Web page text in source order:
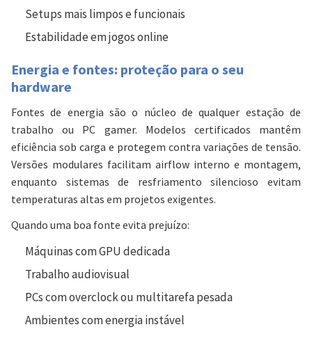
Setups mais limpos e funcionais
Estabilidade em jogos online
Energia e fontes: proteção para o seu
hardware
Fontes de energia são o núcleo de qualquer estação de
trabalho ou PC gamer. Modelos certificados mantêm
eficiência sob carga e protegem contra variações de tensão.
Versões modulares facilitam airflow interno e montagem,
enquanto sistemas de resfriamento silencioso evitam
temperaturas altas em projetos exigentes.
Quando uma boa fonte evita prejuízo:
Máquinas com GPU dedicada
Trabalho audiovisual
PCs com overclock ou multitarefa pesada
Ambientes com energia instável